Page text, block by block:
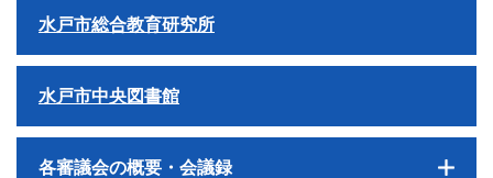
水戸市総合教育研究所
水戸市中央図書館
各審議会の概要・会議録